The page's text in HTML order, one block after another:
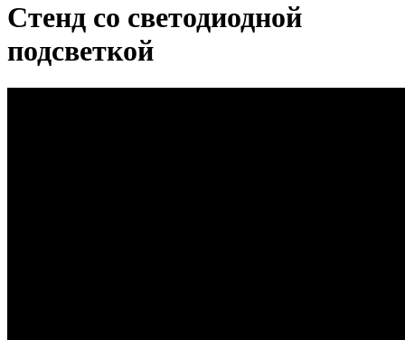
Стенд со светодиодной
подсветкой